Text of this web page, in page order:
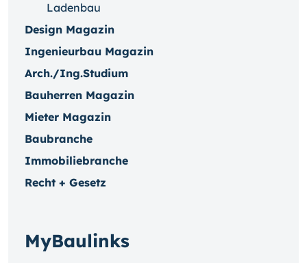
Ladenbau
Design Magazin
Ingenieurbau Magazin
Arch./Ing.Studium
Bauherren Magazin
Mieter Magazin
Baubranche
Immobiliebranche
Recht + Gesetz
MyBaulinks